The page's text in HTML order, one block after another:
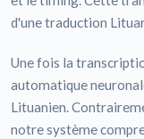
d'une traduction
Une fois la
automatique
Lituanien.
notre système